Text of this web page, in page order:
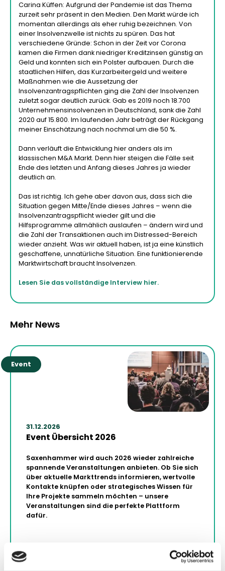
Carina Küffen: Aufgrund der Pandemie ist das Thema
zurzeit sehr präsent in den Medien. Den Markt würde ich
momentan allerdings als eher ruhig bezeichnen. Von
einer Insolvenzwelle ist nichts zu spüren. Das hat
verschiedene Gründe: Schon in der Zeit vor Corona
kamen die Firmen dank niedriger Kreditzinsen günstig an
Geld und konnten sich ein Polster aufbauen. Durch die
staatlichen Hilfen, das Kurzarbeitergeld und weitere
Maßnahmen wie die Aussetzung der
Insolvenzantragspflichten ging die Zahl der Insolvenzen
zuletzt sogar deutlich zurück. Gab es 2019 noch 18.700
Unternehmensinsolvenzen in Deutschland, sank die Zahl
2020 auf 15.800. Im laufenden Jahr beträgt der Rückgang
meiner Einschätzung nach nochmal um die 50 %.
Dann verläuft die Entwicklung hier anders als im
klassischen M&A Markt. Denn hier steigen die Fälle seit
Ende des letzten und Anfang dieses Jahres ja wieder
deutlich an.
Das ist richtig. Ich gehe aber davon aus, dass sich die
Situation gegen Mitte/Ende dieses Jahres – wenn die
Insolvenzantragspflicht wieder gilt und die
Hilfsprogramme allmählich auslaufen – ändern wird und
die Zahl der Transaktionen auch im Distressed-Bereich
wieder anzieht. Was wir aktuell haben, ist ja eine künstlich
geschaffene, unnatürliche Situation. Eine funktionierende
Marktwirtschaft braucht Insolvenzen.
Lesen Sie das vollständige Interview hier.
Mehr News
Event
31.12.2026
Event Übersicht 2026
Saxenhammer wird auch 2026 wieder zahlreiche
spannende Veranstaltungen anbieten. Ob Sie sich
über aktuelle Markttrends informieren, wertvolle
Kontakte knüpfen oder strategisches Wissen für
Ihre Projekte sammeln möchten – unsere
Veranstaltungen sind die perfekte Plattform
dafür.